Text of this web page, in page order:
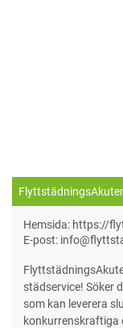
Hemsida: https://
E-post:
städservice! Söker
som kan leverera
konkurrenskraftiga